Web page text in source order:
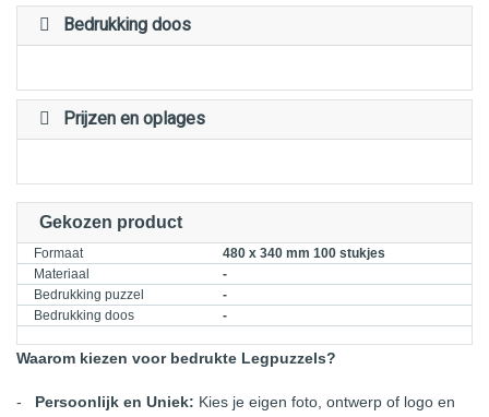
Bedrukking doos
Prijzen en oplages
Gekozen product
Formaat
480 x 340 mm 100 stukjes
Materiaal
-
Bedrukking puzzel
-
Bedrukking doos
-
Waarom kiezen voor bedrukte Legpuzzels?
- Persoonlijk en Uniek: Kies je eigen foto, ontwerp of logo en